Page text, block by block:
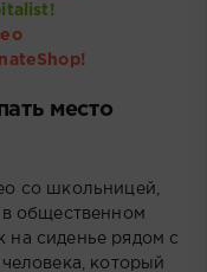
место
со школьницей,
в общественном
на сиденье рядом с
который